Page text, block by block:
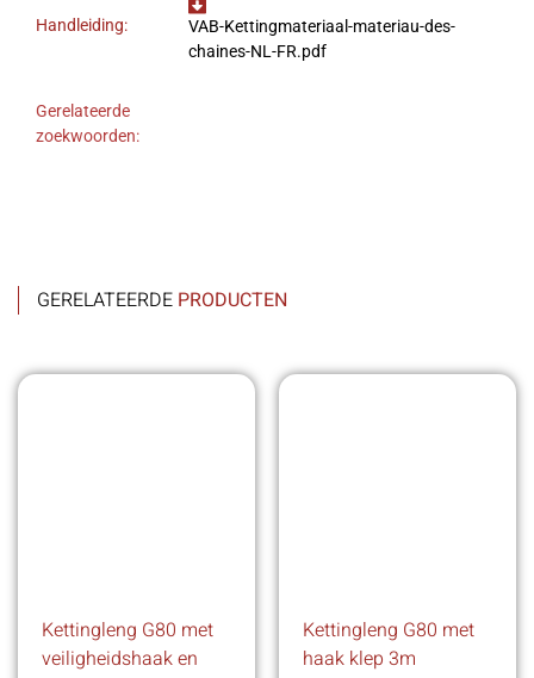
Handleiding:
VAB-Kettingmateriaal-materiau-des-
chaines-NL-FR.pdf
Gerelateerde
zoekwoorden:
GERELATEERDE PRODUCTEN
Kettingleng G80 met
veiligheidshaak en
Kettingleng G80 met
haak klep 3m